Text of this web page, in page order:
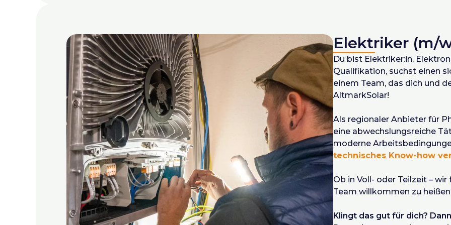
Führerschein der Klasse B PKW / Kleinbusse zwingend erforderlich
Führerschein der Klasse BE PKW / Kleinbusse mit Anhänger (alt: FS 3) , C1E Leichte
Gabelstaplerschein (Führerschein für Flurförderzeuge) wünschenswert
Elektriker (m/
Du bist Elektriker:in,
Qualifikation, suchst einen
einem Team, das dich und
AltmarkSolar!
Als regionaler Anbieter für
eine abwechslungsreiche
moderne
technisches Know-how
Ob in Voll- oder Teilzeit –
Team willkommen zu
Klingt das gut für dich?